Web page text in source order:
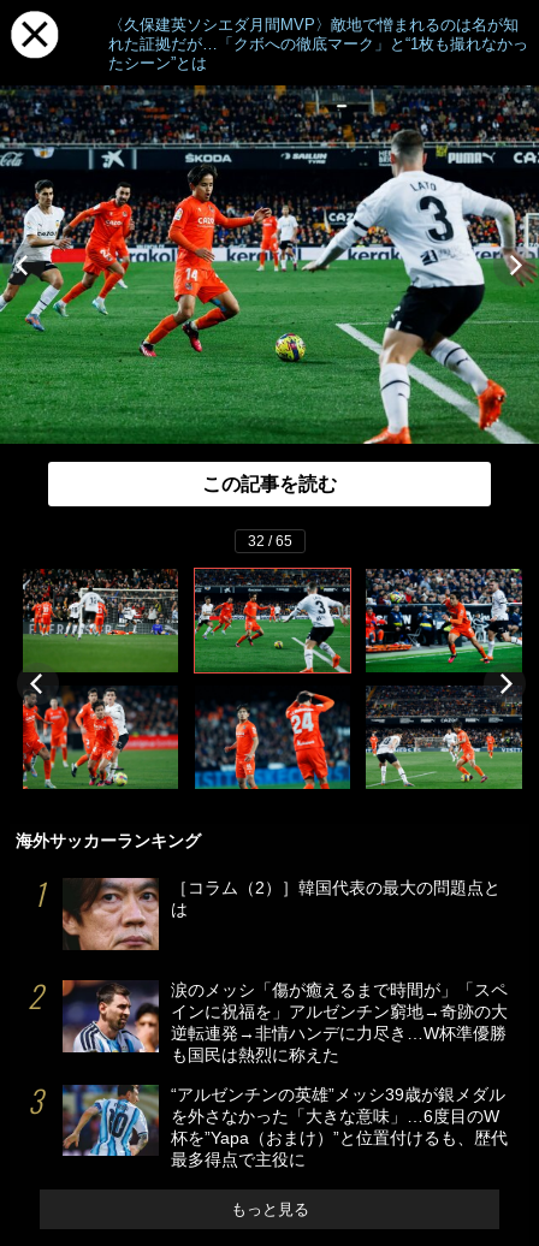
〈久保建英ソシエダ月間MVP〉敵地で憎まれるのは名が知
れた証拠だが…「クボへの徹底マーク」と“1枚も撮れなかっ
たシーン”とは
この記事を読む
32 / 65
海外サッカーランキング
［コラム（2）］韓国代表の最大の問題点と
は
涙のメッシ「傷が癒えるまで時間が」「スペ
インに祝福を」アルゼンチン窮地→奇跡の大
逆転連発→非情ハンデに力尽き…W杯準優勝
も国民は熱烈に称えた
“アルゼンチンの英雄”メッシ39歳が銀メダル
を外さなかった「大きな意味」…6度目のW
杯を”Yapa（おまけ）”と位置付けるも、歴代
最多得点で主役に
もっと見る